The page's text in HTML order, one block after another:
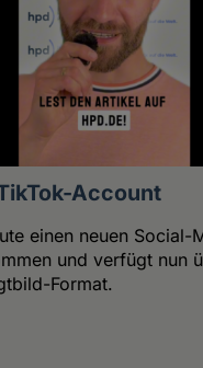
Account
einen neuen Social-
und verfügt nun
Format.